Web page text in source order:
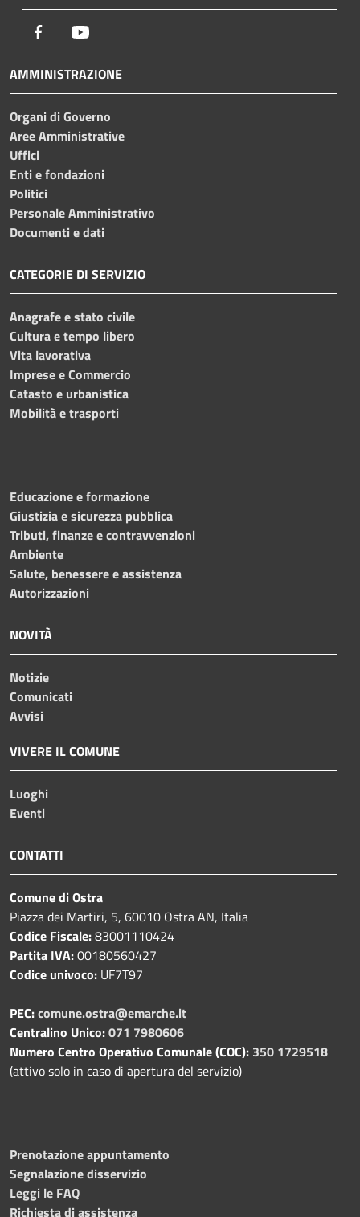
Facebook
AMMINISTRAZIONE
Organi di Governo
Aree Amministrative
Uffici
Enti e fondazioni
Politici
Personale Amministrativo
Documenti e dati
CATEGORIE DI SERVIZIO
Anagrafe e stato civile
Cultura e tempo libero
Vita lavorativa
Imprese e Commercio
Catasto e urbanistica
Mobilità e trasporti
Educazione e formazione
Giustizia e sicurezza pubblica
Tributi, finanze e contravvenzioni
Ambiente
Salute, benessere e assistenza
Autorizzazioni
NOVITÀ
Notizie
Comunicati
Avvisi
VIVERE IL COMUNE
Luoghi
Eventi
CONTATTI
Comune di Ostra
Piazza dei Martiri, 5, 60010 Ostra AN, Italia
Codice Fiscale:83001110424
Partita IVA:00180560427
Codice univoco: UF7T97
PEC:comune.ostra@emarche.it
Centralino Unico:071 7980606
Numero Centro Operativo Comunale (COC): 350 1729518
(attivo solo in caso di apertura del servizio)
Prenotazione appuntamento
Segnalazione disservizio
Leggi le FAQ
Richiesta di assistenza